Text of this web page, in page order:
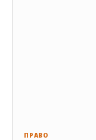
ПРАВО